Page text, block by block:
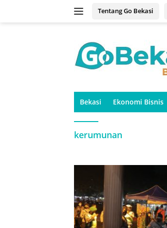
Tentang Go Bekasi
Bekasi Ekonomi Bisnis
kerumunan